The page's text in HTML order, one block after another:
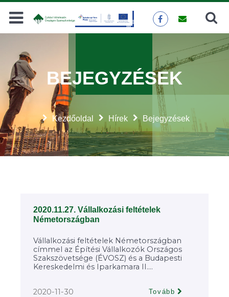
Keresés
Kezdőoldal Hírek Bejegyzések
BEJEGYZÉSEK
2020.11.27. Vállalkozási feltételek
Németországban
Vállalkozási feltételek Németországban
címmel az Építési Vállalkozók Országos
Szakszövetsége (ÉVOSZ) és a Budapesti
Kereskedelmi és Iparkamara II....
2020-11-30 Tovább